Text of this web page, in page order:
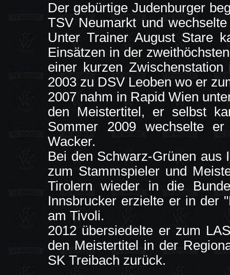
Der gebürtige Judenburger
TSV Neumarkt und
Unter Trainer August Stare
Einsätzen in der
einer kurzen
2003 zu DSV Leoben wo er
2007 nahm in Rapid Wien
den Meistertitel, er selbst
Sommer 2009 wechselte
Wacker.
Bei den Schwarz-Grünen aus
zum Stammspieler und
Tirolern wieder in die
Innsbrucker erzielte er in der
am Tivoli.
2012 übersiedelte er zum
den Meistertitel in der
SK Treibach zurück.